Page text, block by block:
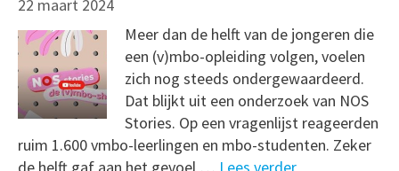
22 maart 2024
Meer dan de helft van de jongeren die
een (v)mbo-opleiding volgen, voelen
zich nog steeds ondergewaardeerd.
Dat blijkt uit een onderzoek van NOS
Stories. Op een vragenlijst reageerden
ruim 1.600 vmbo-leerlingen en mbo-studenten. Zeker